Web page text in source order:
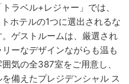
ラベル+レジャー」では、
ホテルの1つに選出されるな
ゲストルームは、厳選され
ーなデザインながらも温も
気の全387室をご用意し、
備えたプレジデンシャル ス